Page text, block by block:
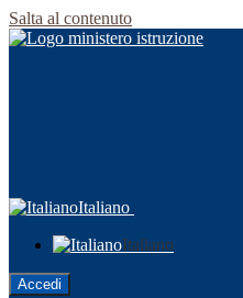
Salta al contenuto
Italiano
Italiano
Accedi